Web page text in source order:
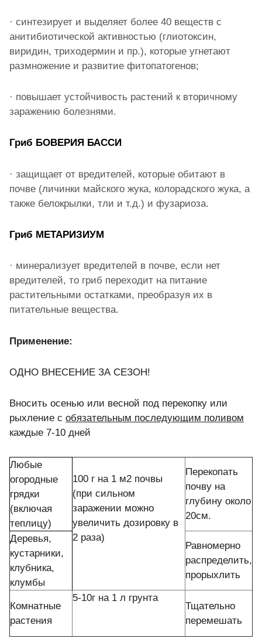
· синтезирует и выделяет более 40 веществ с
анитибиотической активностью (глиотоксин,
виридин, триходермин и пр.), которые угнетают
размножение и развитие фитопатогенов;
· повышает устойчивость растений к вторичному
заражению болезнями.
Гриб БОВЕРИЯ БАССИ
· защищает от вредителей, которые обитают в
почве (личинки майского жука, колорадского жука, а
также белокрылки, тли и т.д.) и фузариоза.
Гриб МЕТАРИЗИУМ
· минерализует вредителей в почве, если нет
вредителей, то гриб переходит на питание
растительными остатками, преобразуя их в
питательные вещества.
Применение:
ОДНО ВНЕСЕНИЕ ЗА СЕЗОН!
Вносить осенью или весной под перекопку или
рыхление с обязательным последующим поливом
каждые 7-10 дней
Любые
огородные
грядки
(включая
теплицу)
100 г на 1 м2 почвы
(при сильном
заражении можно
увеличить дозировку в
2 раза)
Перекопать
почву на
глубину около
20см.
Деревья,
кустарники,
клубника,
клумбы
Равномерно
распределить,
прорыхлить
Комнатные
растения
5-10г на 1 л грунта
Тщательно
перемешать